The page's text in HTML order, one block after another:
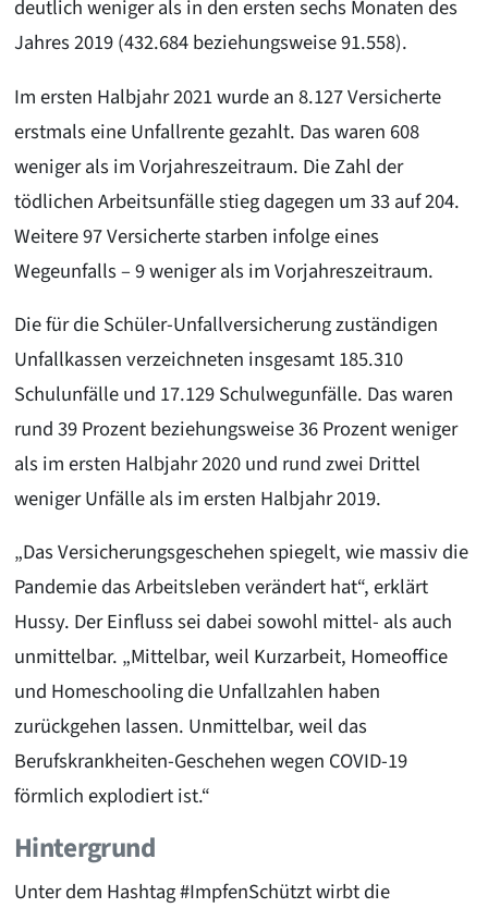
deutlich weniger als in den ersten sechs Monaten des
Jahres 2019 (432.684 beziehungsweise 91.558).
Im ersten Halbjahr 2021 wurde an 8.127 Versicherte
erstmals eine Unfallrente gezahlt. Das waren 608
weniger als im Vorjahreszeitraum. Die Zahl der
tödlichen Arbeitsunfälle stieg dagegen um 33 auf 204.
Weitere 97 Versicherte starben infolge eines
Wegeunfalls – 9 weniger als im Vorjahreszeitraum.
Die für die Schüler-Unfallversicherung zuständigen
Unfallkassen verzeichneten insgesamt 185.310
Schulunfälle und 17.129 Schulwegunfälle. Das waren
rund 39 Prozent beziehungsweise 36 Prozent weniger
als im ersten Halbjahr 2020 und rund zwei Drittel
weniger Unfälle als im ersten Halbjahr 2019.
„Das Versicherungsgeschehen spiegelt, wie massiv die
Pandemie das Arbeitsleben verändert hat“, erklärt
Hussy. Der Einfluss sei dabei sowohl mittel- als auch
unmittelbar. „Mittelbar, weil Kurzarbeit, Homeoffice
und Homeschooling die Unfallzahlen haben
zurückgehen lassen. Unmittelbar, weil das
Berufskrankheiten-Geschehen wegen COVID-19
förmlich explodiert ist.“
Hintergrund
Unter dem Hashtag #ImpfenSchützt wirbt die